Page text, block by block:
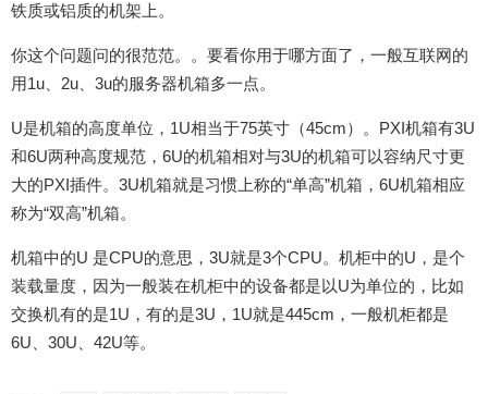
铁质或铝质的机架上。
你这个问题问的很范范。。要看你用于哪方面了，一般互联网的
用1u、2u、3u的服务器机箱多一点。
U是机箱的高度单位，1U相当于75英寸（45cm）。PXI机箱有3U
和6U两种高度规范，6U的机箱相对与3U的机箱可以容纳尺寸更
大的PXI插件。3U机箱就是习惯上称的“单高”机箱，6U机箱相应
称为“双高”机箱。
机箱中的U 是CPU的意思，3U就是3个CPU。机柜中的U，是个
装载量度，因为一般装在机柜中的设备都是以U为单位的，比如
交换机有的是1U，有的是3U，1U就是445cm，一般机柜都是
6U、30U、42U等。